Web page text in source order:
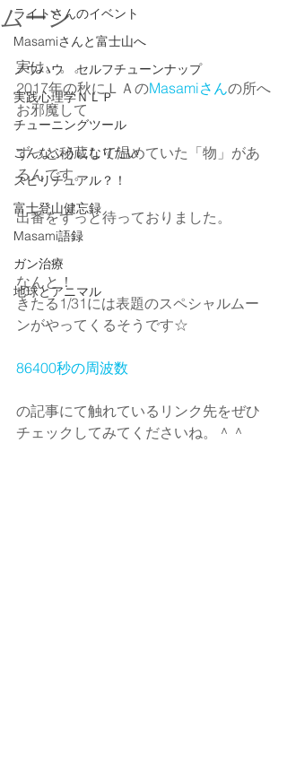
ライトさんのイベント
Masamiさんと富士山へ
ノウハウ セルフチューンナップ
実践心理学ＮＬＰ
チューニングツール
こんなふうになりたい
スピリチュアル？！
富士登山健忘録
Masami語録
ガン治療
地球とアニマル
ムーン
実は。。。
2017年の秋にＬＡのMasamiさんの所へ
お邪魔して
ずっと秘蔵して温めていた「物」があ
るんです。
出番をずっと待っておりました。
なんと！
きたる1/31には表題のスペシャルムー
ンがやってくるそうです☆
86400秒の周波数
の記事にて触れているリンク先をぜひ
チェックしてみてくださいね。＾＾